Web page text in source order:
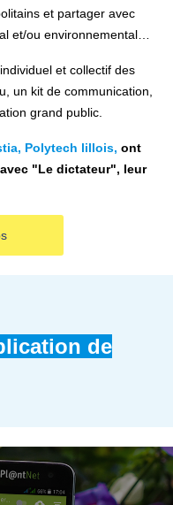
et partager avec
et/ou environnemental…
et collectif des
un kit de communication,
grand public.
Polytech lillois, ont
"Le dictateur", leur
de